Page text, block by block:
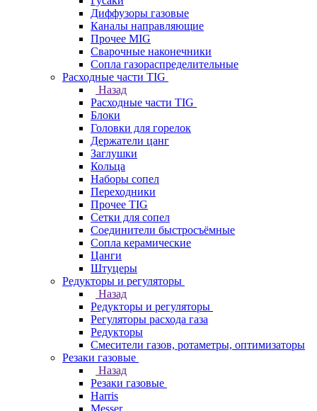
Диффузоры газовые
Каналы направляющие
Прочее MIG
Сварочные наконечники
Сопла газораспределительные
Расходные части TIG
Назад
Расходные части TIG
Блоки
Головки для горелок
Держатели цанг
Заглушки
Кольца
Наборы сопел
Переходники
Прочее TIG
Сетки для сопел
Соединители быстросъёмные
Сопла керамические
Цанги
Штуцеры
Редукторы и регуляторы
Назад
Редукторы и регуляторы
Регуляторы расхода газа
Редукторы
Смесители газов, ротаметры, оптимизаторы
Резаки газовые
Назад
Резаки газовые
Harris
Messer